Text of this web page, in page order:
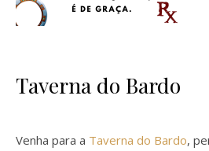
Taverna do Bardo
Venha para a Taverna do Bardo,